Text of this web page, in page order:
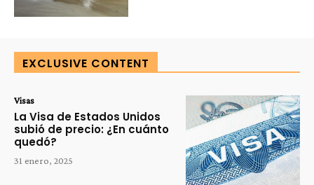
EXCLUSIVE CONTENT
Visas
La Visa de Estados Unidos
subió de precio: ¿En cuánto
quedó?
31 enero, 2025